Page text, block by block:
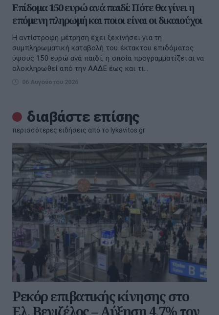
Επίδομα 150 ευρώ ανά παιδί: Πότε θα γίνει η
επόμενη πληρωμή και ποιοι είναι οι δικαιούχοι
Η αντίστροφη μέτρηση έχει ξεκινήσει για τη
συμπληρωματική καταβολή του έκτακτου επιδόματος
ύψους 150 ευρώ ανά παιδί, η οποία προγραμματίζεται να
ολοκληρωθεί από την ΑΑΔΕ έως και τι...
06 Αυγούστου 2026
διαβάστε επίσης
περισσότερες ειδήσεις από το lykavitos.gr
Ρεκόρ επιβατικής κίνησης στο
Ελ. Βενιζέλος – Αύξηση 4,7% τον